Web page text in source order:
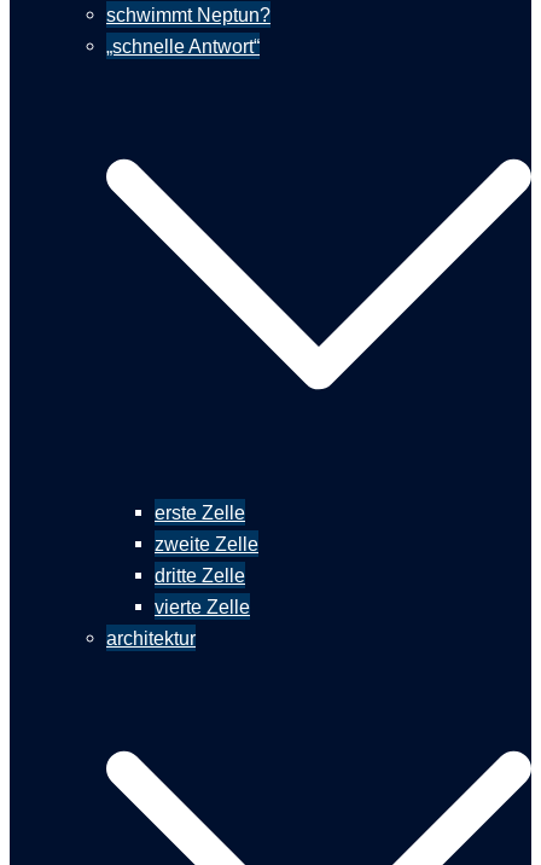
schwimmt Neptun?
„schnelle Antwort“
erste Zelle
zweite Zelle
dritte Zelle
vierte Zelle
architektur